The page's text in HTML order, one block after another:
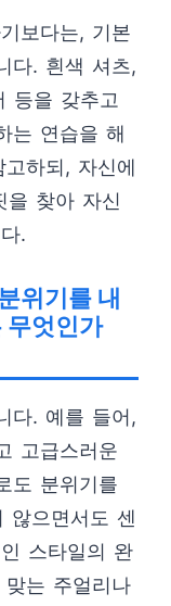
보다는, 기본
다. 흰색 셔츠,
등을 갖추고
는 연습을 해
하되, 자신에
을 찾아 자신
.
위기를 내
무엇인가
다. 예를 들어,
고급스러운
도 분위기를
않으면서도 센
스타일의 완
는 주얼리나